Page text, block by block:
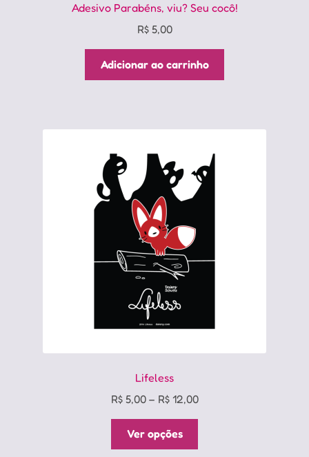
Adesivo Parabéns, viu? Seu cocô!
R$5,00
Adicionar ao carrinho
Lifeless
R$5,00 – R$12,00Price
through
Ver opções